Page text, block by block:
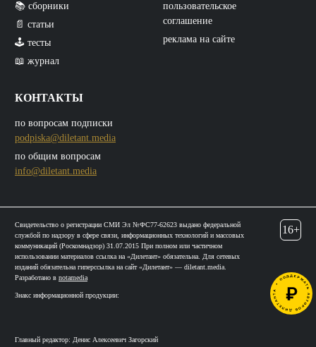
📚 сборники
📄 статьи
🕹️ тесты
📖 журнал
КОНТАКТЫ
по вопросам подписки
podpiska@diletant.media
по общим вопросам
info@diletant.media
пользовательское
соглашение
реклама на сайте
Свидетельство о регистрации СМИ Эл №ФС77-62623 выдано федеральной
службой по надзору в сфере связи, информационных технологий и массовых
коммуникаций (Роскомнадзор) 31.07.2015 При полном или частичном
использовании материалов ссылка на «Дилетант» обязательна. Для сетевых
изданий обязательна гиперссылка на сайт «Дилетант» — diletant.media.
Разработано в notamedia
Знакс информационной продукции:
Главный редактор: Денис Алексеевич Загорский
16+